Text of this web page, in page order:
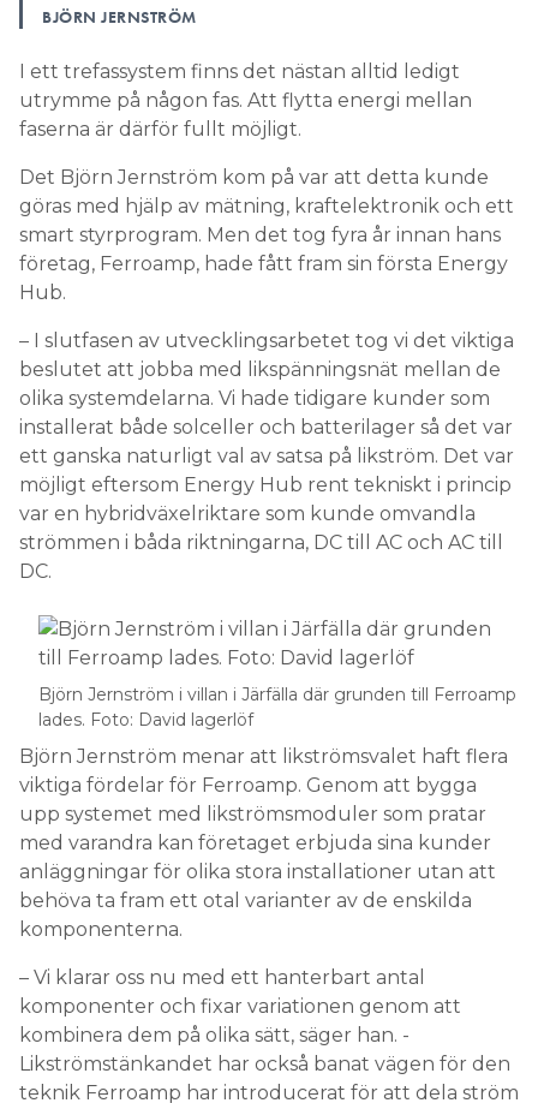
BJÖRN JERNSTRÖM
I ett trefassystem finns det nästan alltid ledigt
utrymme på någon fas. Att flytta energi mellan
faserna är därför fullt möjligt.
Det Björn Jernström kom på var att detta ­kunde
göras med hjälp av mätning, kraftelektronik och ett
smart styrprogram. Men det tog fyra år innan hans
företag, Ferroamp, hade fått fram sin första Energy
Hub.
– I slutfasen av utvecklingsarbetet tog vi det viktiga
beslutet att jobba med likspänningsnät mellan de
olika systemdelarna. Vi hade tidigare kunder som
installerat både solceller och ­batterilager så det var
ett ganska naturligt val av satsa på likström. Det var
möjligt eftersom ­Energy Hub rent tekniskt i princip
var en hybridväxelriktare som kunde omvandla
strömmen i båda riktningarna, DC till AC och AC till
DC.
Björn Jernström i villan i Järfälla där grunden till Ferroamp
lades. Foto: David lagerlöf
Björn Jernström menar att likströmsvalet haft flera
viktiga fördelar för Ferroamp. Genom att bygga
upp systemet med likströmsmoduler som pratar
med varandra kan företaget erbjuda sina kunder
anläggningar för olika stora installationer utan att
behöva ta fram ett otal varianter av de enskilda
komponenterna.
– Vi klarar oss nu med ett hanterbart antal
komponenter och fixar variationen genom att
kombinera dem på olika sätt, säger han. ­
Likströmstänkandet har också banat vägen för den
teknik Ferroamp har introducerat för att dela ström